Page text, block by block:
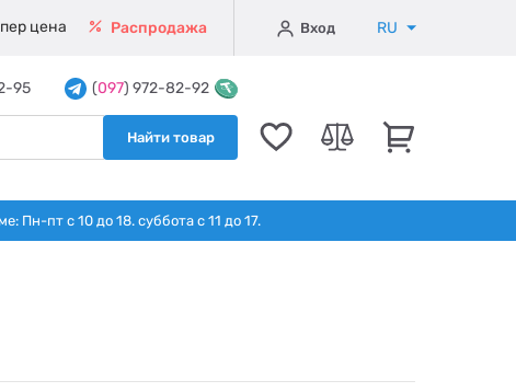
цена Распродажа Вход RU
95 (097) 972-82-92
Найти товар
Пн-пт с 10 до 18. суббота с 11 до 17.